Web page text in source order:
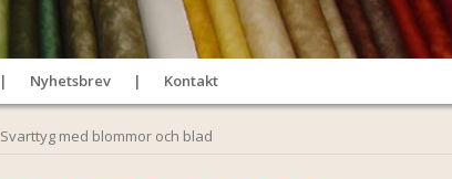
Nyhetsbrev Kontakt
Svarttyg med blommor och blad